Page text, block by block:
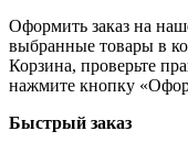
Оформить заказ на
выбранные товары в
Корзина, проверьте
нажмите кнопку
Быстрый заказ